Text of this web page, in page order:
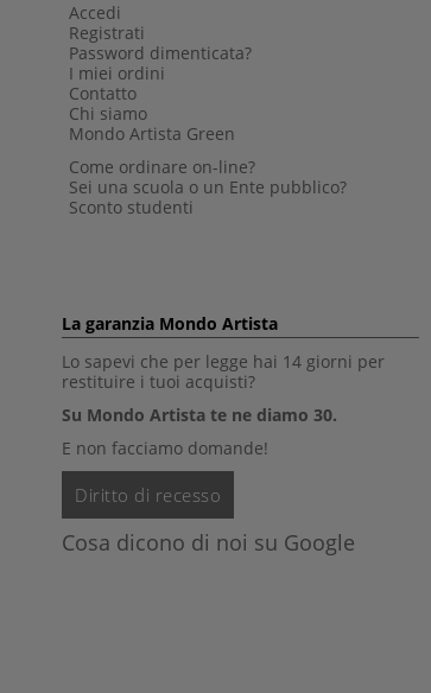
Accedi
Registrati
Password dimenticata?
I miei ordini
Contatto
Chi siamo
Mondo Artista Green
Come ordinare on-line?
Sei una scuola o un Ente pubblico?
Sconto studenti
La garanzia Mondo Artista
Lo sapevi che per legge hai 14 giorni per
restituire i tuoi acquisti?
Su Mondo Artista te ne diamo 30.
E non facciamo domande!
Diritto di recesso
Cosa dicono di noi su Google